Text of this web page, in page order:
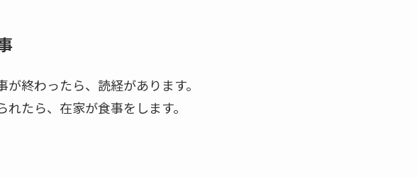
が終わったら、読経があります。
れたら、在家が食事をします。